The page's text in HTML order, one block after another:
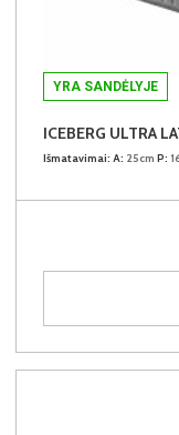
YRA SANDĖLYJE
ICEBERG ULTRA
Išmatavimai: A: 25cm P: